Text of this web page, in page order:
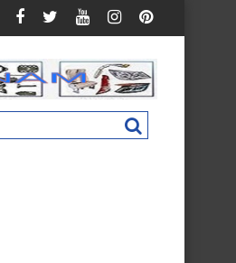
hộp cốp phụ táp lô Foton Ollin 500